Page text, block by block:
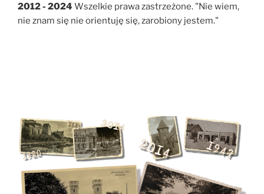
2012 - 2024 Wszelkie prawa zastrzeżone. "Nie wiem,
nie znam się nie orientuję się, zarobiony jestem."